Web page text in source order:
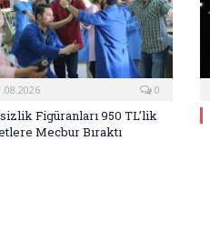
0
Figüranları 950 TL’lik
Mecbur Bıraktı